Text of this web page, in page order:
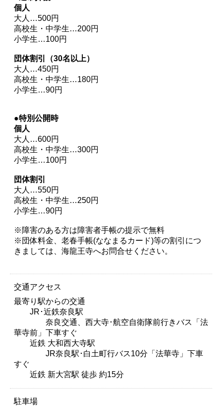
個人
大人…500円
高校生・中学生…200円
小学生…100円
団体割引（30名以上）
大人…450円
高校生・中学生…180円
小学生…90円
●特別公開時
個人
大人…600円
高校生・中学生…300円
小学生…100円
団体割引
大人…550円
高校生・中学生…250円
小学生…90円
※障害のある方は障害者手帳の提示で無料
※団体料金、老春手帳(ななまるカード)等の割引につ
きましては、海龍王寺へお問合せください。
交通アクセス
最寄り駅からの交通
JR･近鉄奈良駅
奈良交通、西大寺･航空自衛隊前行きバス「法
華寺前」下車すぐ
近鉄 大和西大寺駅
JR奈良駅･白土町行バス10分「法華寺」下車
すぐ
近鉄 新大宮駅 徒歩 約15分
駐車場